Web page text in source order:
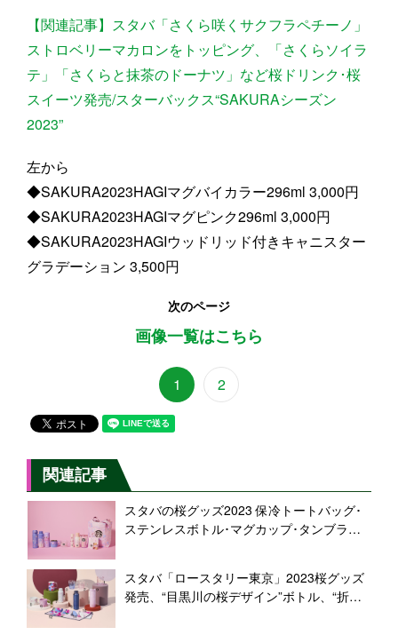
【関連記事】スタバ「さくら咲くサクフラペチーノ」
ストロベリーマカロンをトッピング、「さくらソイラ
テ」「さくらと抹茶のドーナツ」など桜ドリンク･桜
スイーツ発売/スターバックス“SAKURAシーズン
2023”
左から
◆SAKURA2023HAGIマグバイカラー296ml 3,000円
◆SAKURA2023HAGIマグピンク296ml 3,000円
◆SAKURA2023HAGIウッドリッド付きキャニスター
グラデーション 3,500円
次のページ
画像一覧はこちら
1 2
関連記事
スタバの桜グッズ2023 保冷トートバッグ･
ステンレスボトル･マグカップ･タンブラー
スタバ「ロースタリー東京」2023桜グッズ
発売、“目黒川の桜デザイン”ボトル、“折り